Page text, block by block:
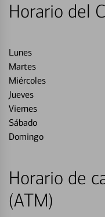
Horario del
Lunes
Martes
Miércoles
Jueves
Viernes
Sábado
Domingo
Horario de
(ATM)